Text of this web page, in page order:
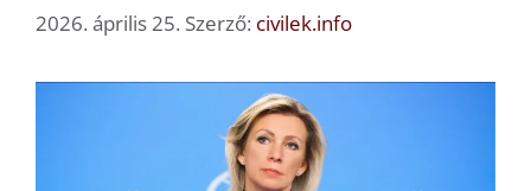
2026. április 25. Szerző: civilek.info